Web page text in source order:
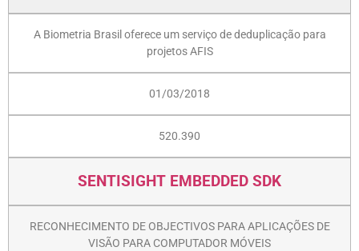
A Biometria Brasil oferece um serviço de deduplicação para
projetos AFIS
01/03/2018
520.390
SENTISIGHT EMBEDDED SDK
RECONHECIMENTO DE OBJECTIVOS PARA APLICAÇÕES DE
VISÃO PARA COMPUTADOR MÓVEIS